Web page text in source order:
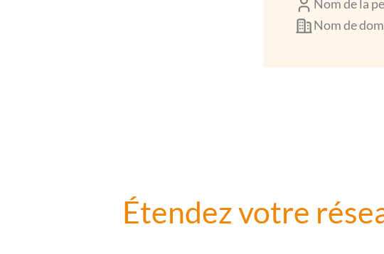
Nom de la
Nom de
Étendez votre